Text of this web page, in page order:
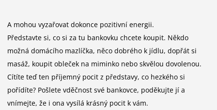
A mohou vyzařovat dokonce pozitivní energii.
Představte si, co si za tu bankovku chcete koupit. Někdo
možná domácího mazlíčka, něco dobrého k jídlu, dopřát si
masáž, koupit obleček na miminko nebo skvělou dovolenou.
Cítíte teď ten příjemný pocit z představy, co hezkého si
pořídíte? Pošlete vděčnost své bankovce, poděkujte jí a
vnímejte, že i ona vysílá krásný pocit k vám.